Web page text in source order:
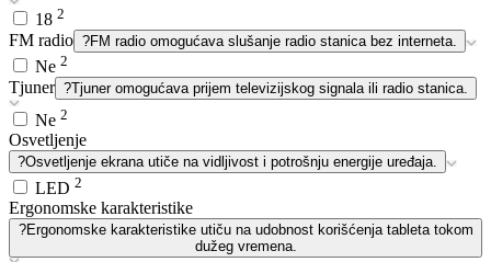
18 2
FM radio ?FM radio omogućava slušanje radio stanica bez interneta.
Ne 2
Tjuner ?Tjuner omogućava prijem televizijskog signala ili radio stanica.
Ne 2
Osvetljenje
?Osvetljenje ekrana utiče na vidljivost i potrošnju energije uređaja.
LED 2
Ergonomske karakteristike
?Ergonomske karakteristike utiču na udobnost korišćenja tableta tokom
dužeg vremena.